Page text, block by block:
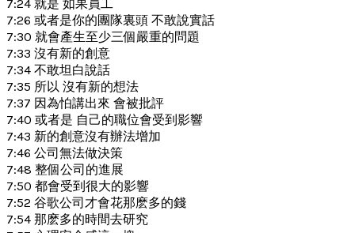
7:24 就是 如果員工
7:26 或者是你的團隊裏頭 不敢說實話
7:30 就會產生至少三個嚴重的問題
7:33 沒有新的創意
7:34 不敢坦白說話
7:35 所以 沒有新的想法
7:37 因為怕講出來 會被批評
7:40 或者是 自己的職位會受到影響
7:43 新的創意沒有辦法增加
7:46 公司無法做決策
7:48 整個公司的進展
7:50 都會受到很大的影響
7:52 谷歌公司才會花那麽多的錢
7:54 那麽多的時間去研究